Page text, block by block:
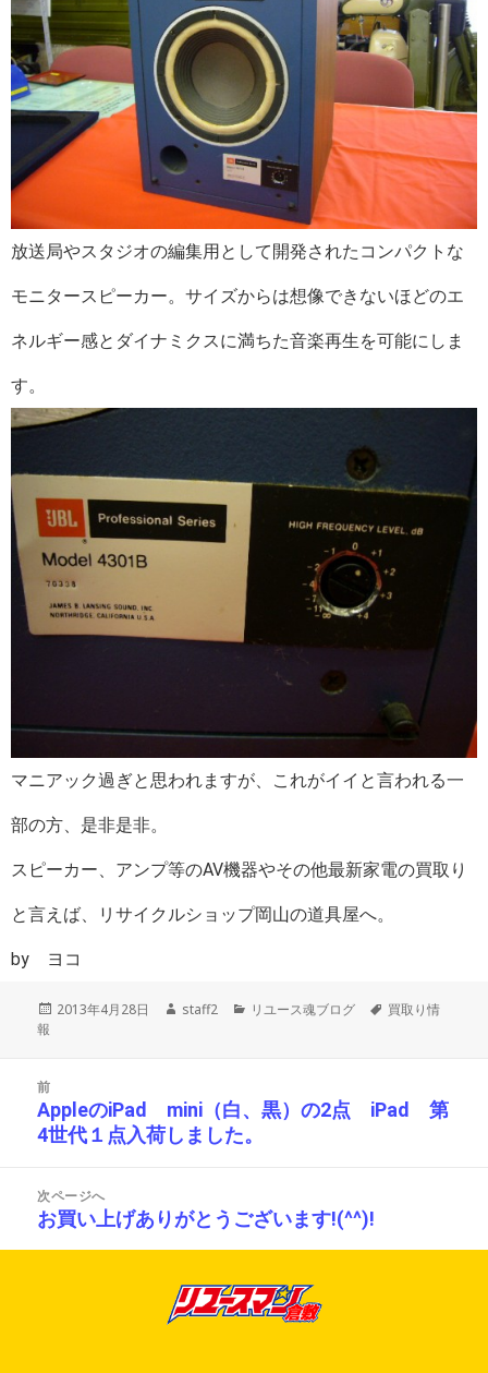
放送局やスタジオの編集用として開発されたコンパクトな
モニタースピーカー。サイズからは想像できないほどのエ
ネルギー感とダイナミクスに満ちた音楽再生を可能にしま
す。
マニアック過ぎと思われますが、これがイイと言われる一
部の方、是非是非。
スピーカー、アンプ等のAV機器やその他最新家電の買取り
と言えば、リサイクルショップ岡山の道具屋へ。
by ヨコ
投
2013年4月28日
作
staff2
カ
リユース魂ブログ
タ
買取り情
報
前
前
の
稿:
AppleのiPad mini（白、黒）の2点 iPad 第
4世代１点入荷しました。
次ページへ
次
の
お買い上げありがとうございます!(^^)!